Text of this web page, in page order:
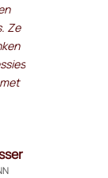
Ze